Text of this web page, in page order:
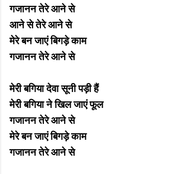
गजानन तेरे आने से
आने से तेरे आने से
मेरे बन जाएं बिगड़े काम
गजानन तेरे आने से
मेरी बगिया देवा सूनी पड़ी हैं
मेरी बगिया ने खिल जाएं फूल
गजानन तेरे आने से
मेरे बन जाएं बिगड़े काम
गजानन तेरे आने से